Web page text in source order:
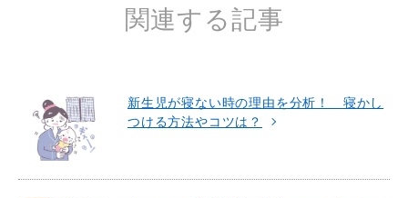
関連する記事
新生児が寝ない時の理由を分析！ 寝かし
つける方法やコツは？